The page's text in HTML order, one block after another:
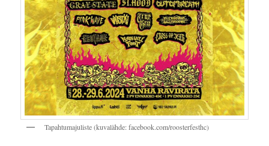
Tapahtumajuliste (kuvalähde: facebook.com/roosterfesthc)